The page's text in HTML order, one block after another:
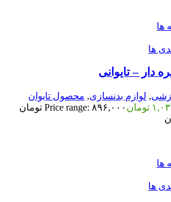
ها
ها
دار – تایوانی
, لوازم بدنسازی, محصول تایوان
تومان
Price range: ۸۹۶,۰۰۰ تومان
ها
ها